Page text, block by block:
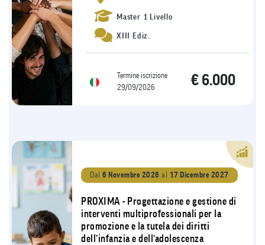
Master 1 Livello
XIII Ediz.
Termine iscrizione
29/09/2026
€ 6.000
Dal 6 Novembre 2026 al 17 Dicembre 2027
PROXIMA - Progettazione e gestione di
interventi multiprofessionali per la
promozione e la tutela dei diritti
dell’infanzia e dell’adolescenza